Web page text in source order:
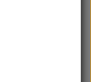
NEGLEPLEJE
SYNDROM